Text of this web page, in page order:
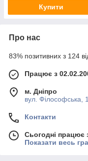
Купити
Про нас
83% позитивних з 124
Працює з
м. Дніпро
вул. Філософська,
Контакти
Сьогодні працює
Показати весь